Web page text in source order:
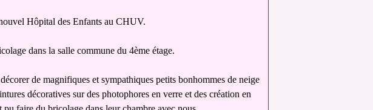
Hôpital des Enfants au CHUV.
dans la salle commune du 4ème étage.
de magnifiques etsympathiques petits bonhommes de neige
décoratives sur des photophores en verre et des création en